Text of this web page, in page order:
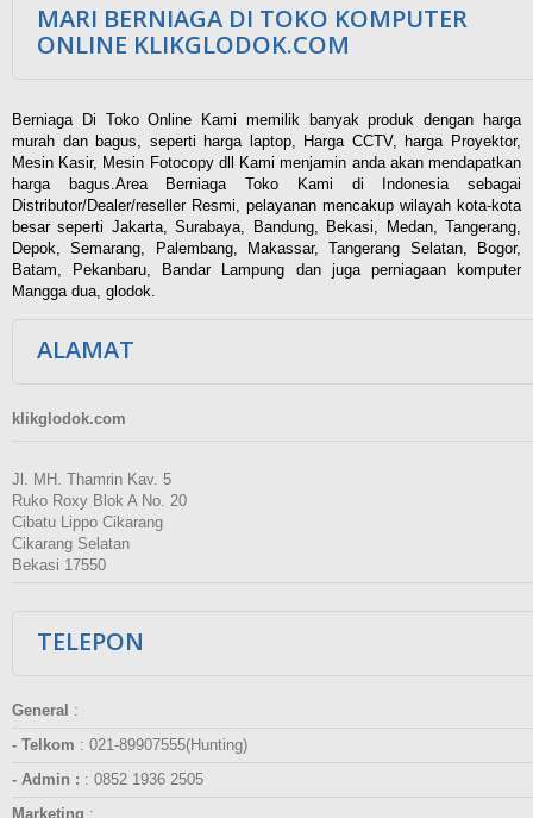
MARI BERNIAGA DI TOKO KOMPUTER
ONLINE KLIKGLODOK.COM
Berniaga Di Toko Online Kami memilik banyak produk dengan harga
murah dan bagus, seperti harga laptop, Harga CCTV, harga Proyektor,
Mesin Kasir, Mesin Fotocopy dll Kami menjamin anda akan mendapatkan
harga bagus.Area Berniaga Toko Kami di Indonesia sebagai
Distributor/Dealer/reseller Resmi, pelayanan mencakup wilayah kota-kota
besar seperti Jakarta, Surabaya, Bandung, Bekasi, Medan, Tangerang,
Depok, Semarang, Palembang, Makassar, Tangerang Selatan, Bogor,
Batam, Pekanbaru, Bandar Lampung dan juga perniagaan komputer
Mangga dua, glodok.
ALAMAT
klikglodok.com
Jl. MH. Thamrin Kav. 5
Ruko Roxy Blok A No. 20
Cibatu Lippo Cikarang
Cikarang Selatan
Bekasi 17550
TELEPON
General :
- Telkom : 021-89907555(Hunting)
- Admin : : 0852 1936 2505
Marketing :